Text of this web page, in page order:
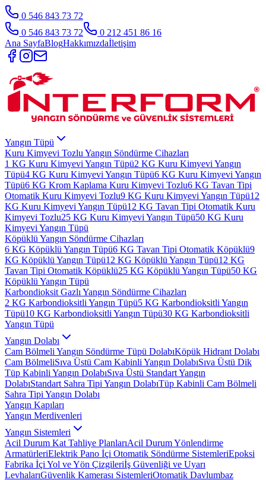
0 546 843 73 72
0 546 843 73 72
0 212 451 86 16
Ana SayfaBlogHakkımızdaİletişim
Yangın Tüpü
Kuru Kimyevi Tozlu Yangın Söndürme Cihazları
1 KG Kuru Kimyevi Yangın Tüpü2 KG Kuru Kimyevi Yangın
Tüpü4 KG Kuru Kimyevi Yangın Tüpü6 KG Kuru Kimyevi Yangın
Tüpü6 KG Krom Kaplama Kuru Kimyevi Tozlu6 KG Tavan Tipi
Otomatik Kuru Kimyevi Tozlu9 KG Kuru Kimyevi Yangın Tüpü12
KG Kuru Kimyevi Yangın Tüpü12 KG Tavan Tipi Otomatik Kuru
Kimyevi Tozlu25 KG Kuru Kimyevi Yangın Tüpü50 KG Kuru
Kimyevi Yangın Tüpü
Köpüklü Yangın Söndürme Cihazları
6 KG Köpüklü Yangın Tüpü6 KG Tavan Tipi Otomatik Köpüklü9
KG Köpüklü Yangın Tüpü12 KG Köpüklü Yangın Tüpü12 KG
Tavan Tipi Otomatik Köpüklü25 KG Köpüklü Yangın Tüpü50 KG
Köpüklü Yangın Tüpü
Karbondioksit Gazlı Yangın Söndürme Cihazları
2 KG Karbondioksitli Yangın Tüpü5 KG Karbondioksitli Yangın
Tüpü10 KG Karbondioksitli Yangın Tüpü30 KG Karbondioksitli
Yangın Tüpü
Yangın Dolabı
Cam Bölmeli Yangın Söndürme Tüpü DolabıKöpük Hidrant Dolabı
Cam BölmeliSıva Üstü Cam Kabinli Yangın DolabıSıva Üstü Dik
Tüp Kabinli Yangın DolabıSıva Üstü Standart Yangın
DolabıStandart Sahra Tipi Yangın DolabıTüp Kabinli Cam Bölmeli
Sahra Tipi Yangın Dolabı
Yangın Kapıları
Yangın Merdivenleri
Yangın Sistemleri
Acil Durum Kat Tahliye PlanlarıAcil Durum Yönlendirme
ArmatürleriElektrik Pano İçi Otomatik Söndürme SistemleriEpoksi
Fabrika İçi Yol ve Yön Çizgileriİş Güvenliği ve Uyarı
LevhalarıGüvenlik Kamerası SistemleriOtomatik Davlumbaz